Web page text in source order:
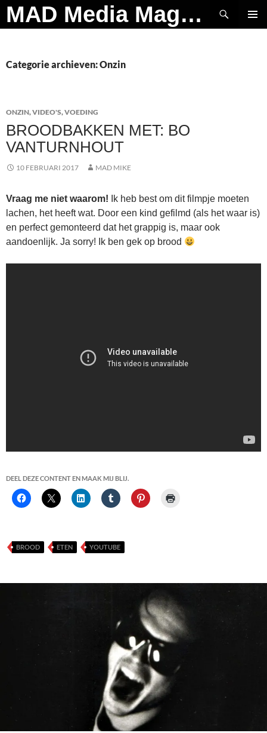
Ga
naar
MAD Media Magazine
Zoeken
Categorie archieven: Onzin
ONZIN,VIDEO'S,VOEDING
BROODBAKKEN MET: BO
VANTURNHOUT
10 FEBRUARI 2017 MAD MIKE
Vraag me niet waarom! Ik heb best om dit filmpje moeten
lachen, het heeft wat. Door een kind gefilmd (als het waar is)
en perfect gemonteerd dat het grappig is, maar ook
aandoenlijk. Ja sorry! Ik ben gek op brood
DEEL DEZE CONTENT EN MAAK MIJ BLIJ.
BROOD ETEN YOUTUBE